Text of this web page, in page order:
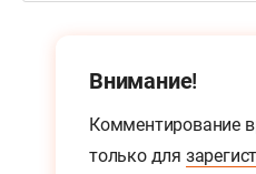
Внимание!
Комментирование
только для